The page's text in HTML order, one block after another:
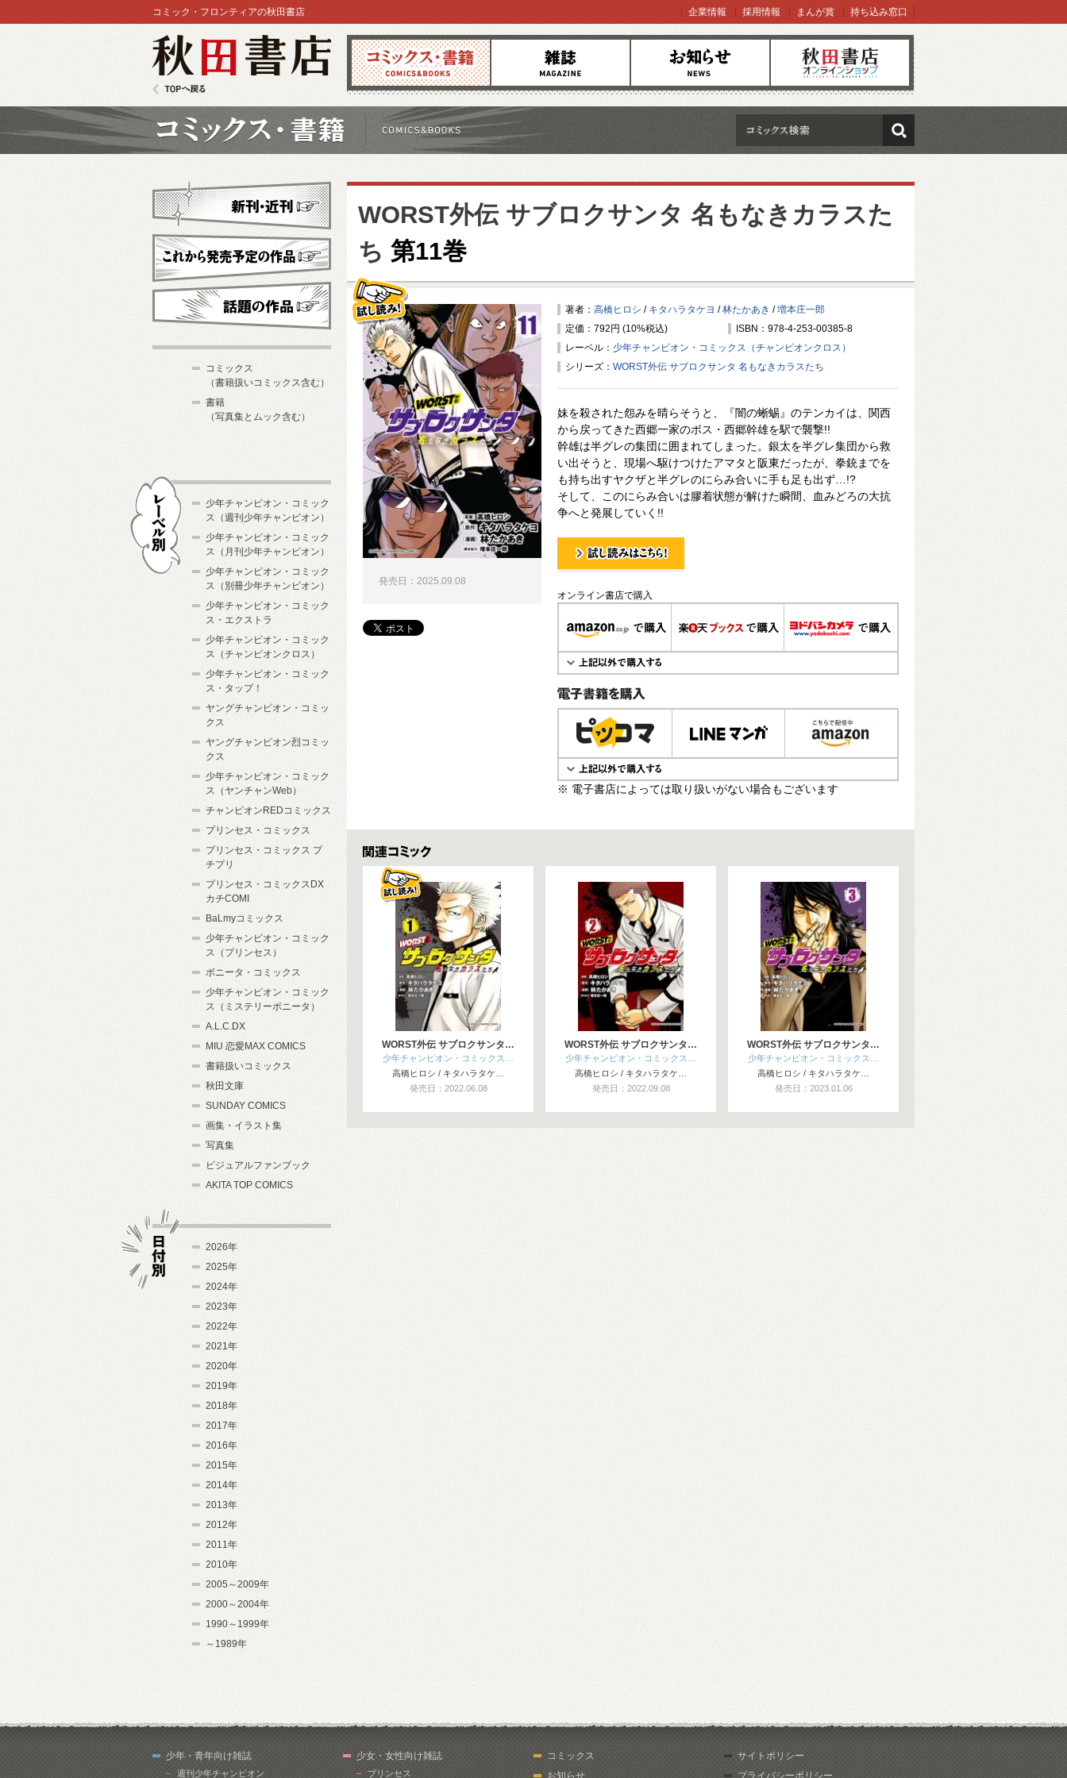
コミックス 雑誌 お知らせ オンラインショップ
コミック・フロンティアの秋田書店 企業情報 採用情報 まんが賞 持ち込み窓口
検索
WORST外伝 サブロクサンタ 名もなきカラスた
ち 第11巻
著者： 高橋ヒロシ / キタハラタケヨ /林たかあき /増本庄一郎
定価：792円 (10%税込)
ISBN：978-4-253-00385-8
レーベル： 少年チャンピオン・コミックス（チャンピオンクロス）
シリーズ： WORST外伝 サブロクサンタ 名もなきカラスたち
妹を殺された怨みを晴らそうと、『闇の蜥蜴』のテンカイは、関西
から戻ってきた西郷一家のボス・西郷幹雄を駅で襲撃!!
幹雄は半グレの集団に囲まれてしまった。銀太を半グレ集団から救
い出そうと、現場へ駆けつけたアマタと阪東だったが、拳銃までを
も持ち出すヤクザと半グレのにらみ合いに手も足も出ず…!?
そして、このにらみ合いは膠着状態が解けた瞬間、血みどろの大抗
争へと発展していく!!
試し読み！
オンライン書店で購入
電子書籍で購入
※ 電子書店によっては取り扱いがない場合もございます
発売日：2025.09.08
関連コミックス
WORST外伝 サブロクサンタ…
少年チャンピオン・コミックス…
高橋ヒロシ / キタハラタケ…
発売日：2022.06.08
WORST外伝 サブロクサンタ…
少年チャンピオン・コミックス…
高橋ヒロシ / キタハラタケ…
発売日：2022.09.08
WORST外伝 サブロクサンタ…
少年チャンピオン・コミックス…
高橋ヒロシ / キタハラタケ…
発売日：2023.01.06
新刊・近刊
これから発売予定
コミックス
（書籍扱いコミックス含む）
書籍
（写真集とムック含む）
少年チャンピオン・コミック
ス（週刊少年チャンピオン）
少年チャンピオン・コミック
ス（月刊少年チャンピオン）
少年チャンピオン・コミック
ス（別冊少年チャンピオン）
少年チャンピオン・コミック
ス・エクストラ
少年チャンピオン・コミック
ス（チャンピオンクロス）
少年チャンピオン・コミック
ス・タップ！
ヤングチャンピオン・コミッ
クス
ヤングチャンピオン烈コミッ
クス
少年チャンピオン・コミック
ス（ヤンチャンWeb）
チャンピオンREDコミックス
プリンセス・コミックス
プリンセス・コミックス プ
チプリ
プリンセス・コミックスDX
カチCOMI
BaLmyコミックス
少年チャンピオン・コミック
ス（プリンセス）
ボニータ・コミックス
少年チャンピオン・コミック
ス（ミステリーボニータ）
A.L.C.DX
MIU 恋愛MAX COMICS
書籍扱いコミックス
秋田文庫
SUNDAY COMICS
画集・イラスト集
写真集
ビジュアルファンブック
AKITA TOP COMICS
2026年
2025年
2024年
2023年
2022年
2021年
2020年
2019年
2018年
2017年
2016年
2015年
2014年
2013年
2012年
2011年
2010年
2005～2009年
2000～2004年
1990～1999年
～1989年
少年・青年向け雑誌
週刊少年チャンピオン
少女・女性向け雑誌
プリンセス
コミックス
お知らせ
サイトポリシー
プライバシーポリシー